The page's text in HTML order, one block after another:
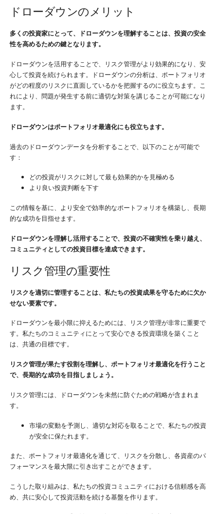
ドローダウンのメリット
多くの投資家にとって、ドローダウンを理解することは、投資の安全
性を高めるための鍵となります。
ドローダウンを活用することで、リスク管理がより効果的になり、安
心して投資を続けられます。ドローダウンの分析は、ポートフォリオ
がどの程度のリスクに直面しているかを把握するのに役立ちます。こ
れにより、問題が発生する前に適切な対策を講じることが可能になり
ます。
ドローダウンはポートフォリオ最適化にも役立ちます。
過去のドローダウンデータを分析することで、以下のことが可能で
す：
どの投資がリスクに対して最も効果的かを見極める
より良い投資判断を下す
この情報を基に、より安全で効率的なポートフォリオを構築し、長期
的な成功を目指せます。
ドローダウンを理解し活用することで、投資の不確実性を乗り越え、
コミュニティとしての投資目標を達成できます。
リスク管理の重要性
リスクを適切に管理することは、私たちの投資成果を守るために欠か
せない要素です。
ドローダウンを最小限に抑えるためには、リスク管理が非常に重要で
す。私たちのコミュニティにとって安心できる投資環境を築くこと
は、共通の目標です。
リスク管理が果たす役割を理解し、ポートフォリオ最適化を行うこと
で、長期的な成功を目指しましょう。
リスク管理には、ドローダウンを未然に防ぐための戦略が含まれま
す。
市場の変動を予測し、適切な対応を取ることで、私たちの投資
が安全に保たれます。
また、ポートフォリオ最適化を通じて、リスクを分散し、各資産のパ
フォーマンスを最大限に引き出すことができます。
こうした取り組みは、私たちの投資コミュニティにおける信頼感を高
め、共に安心して投資活動を続ける基盤を作ります。